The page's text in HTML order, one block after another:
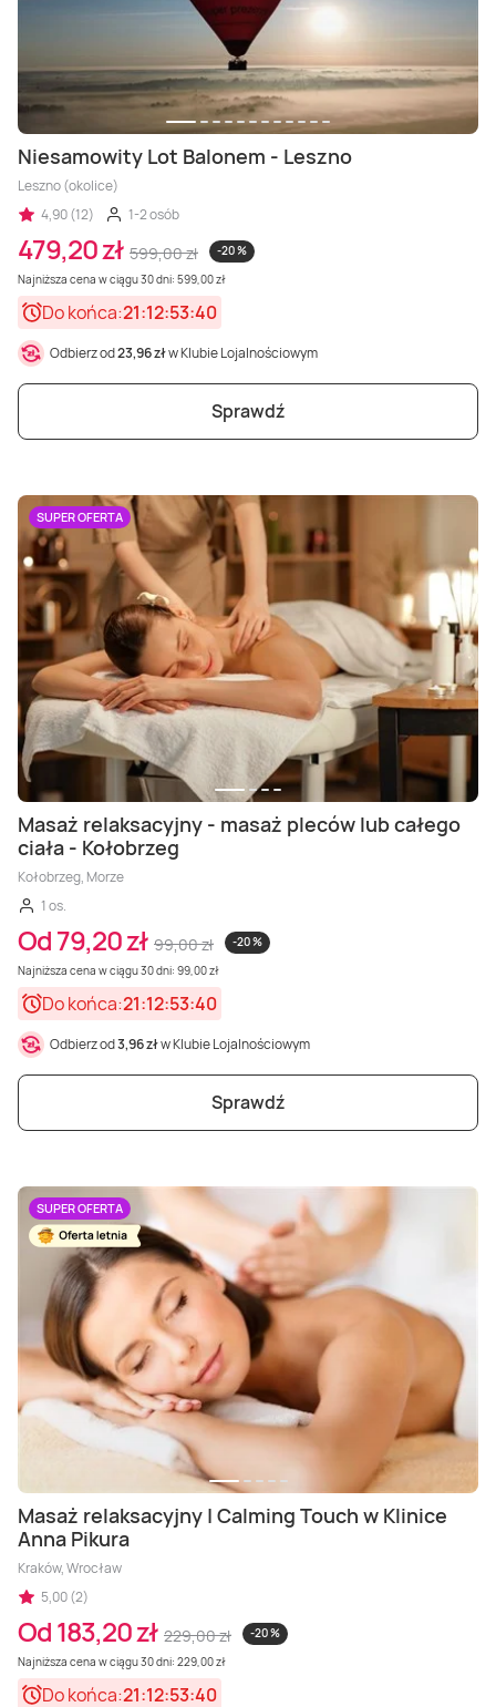
Niesamowity Lot Balonem - Leszno
Leszno (okolice)
4,90 (12)
1-2 osób
479,20 zł 599,00 zł
-20 %
Najniższa cena w ciągu 30 dni: 599,00 zł
Do końca:21:12:53:38
Odbierz od23,96 złw Klubie Lojalnościowym
Sprawdź
SUPER OFERTA
Masaż relaksacyjny - masaż pleców lub całego
ciała - Kołobrzeg
Kołobrzeg, Morze
1 os.
Od 79,20 zł 99,00 zł
-20 %
Najniższa cena w ciągu 30 dni: 99,00 zł
Do końca:21:12:53:38
Odbierz od3,96 złw Klubie Lojalnościowym
Sprawdź
SUPER OFERTA
Masaż relaksacyjny | Calming Touch w Klinice
Anna Pikura
Kraków, Wrocław
5,00 (2)
Od 183,20 zł 229,00 zł
-20 %
Najniższa cena w ciągu 30 dni: 229,00 zł
Do końca:21:12:53:38